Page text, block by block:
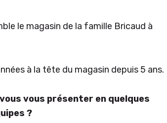
le magasin de la famille Bricaud à
à la tête du magasin depuis 5 ans.
vous présenter en quelques
?